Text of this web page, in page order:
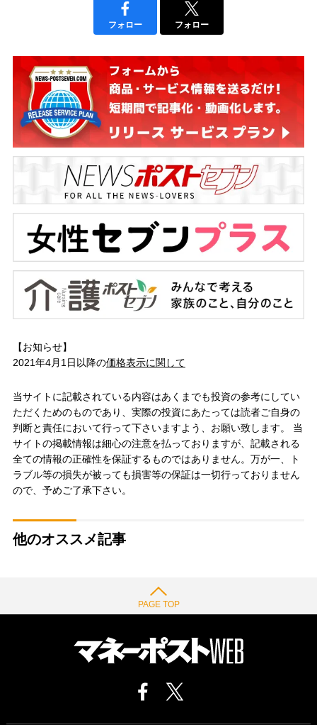
フォロー フォロー
【お知らせ】
2021年4月1日以降の価格表示に関して
当サイトに記載されている内容はあくまでも投資の参考にしてい
ただくためのものであり、実際の投資にあたっては読者ご自身の
判断と責任において行って下さいますよう、お願い致します。 当
サイトの掲載情報は細心の注意を払っておりますが、記載される
全ての情報の正確性を保証するものではありません。万が一、ト
ラブル等の損失が被っても損害等の保証は一切行っておりません
ので、予めご了承下さい。
他のオススメ記事
PAGE TOP